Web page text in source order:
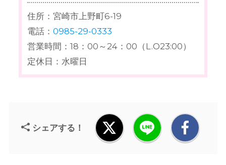
住所：宮崎市上野町6-19
電話：0985-29-0333
営業時間：18：00～24：00（L.O23:00）
定休日：水曜日
シェアする！